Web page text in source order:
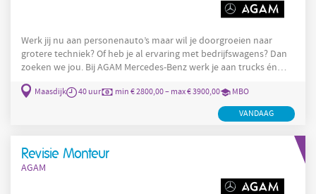
Werk jij nu aan personenauto’s maar wil je doorgroeien naar
grotere techniek? Of heb je al ervaring met bedrijfswagens? Dan
zoeken we jou. Bij AGAM Mercedes-Benz werk je aan trucks én
zware bedrijfswagens met de nieuwste technieken en moderne
Mercedes-Benz diagnoseapparatuur. Dit ga je doen Als Monteur
Trucks/Zware Bedrijfswagens zorg jij ervoor dat onze klanten
Maasdijk 40 uur min € 2800,00 – max € 3900,00 MBO
VANDAAG
Revisie Monteur
AGAM